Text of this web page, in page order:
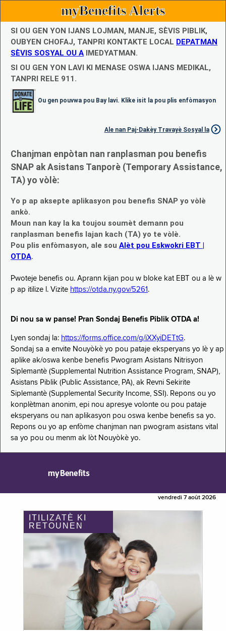
myBenefits Alerts
SI OU GEN YON IJANS LOJMAN, MANJE, SÈVIS PIBLIK,
OUBYEN CHOFAJ, TANPRI KONTAKTE LOCAL DEPATMAN
SÈVIS SOSYAL OU A IMEDYATMAN.
SI OU GEN YON LAVI KI MENASE OSWA IJANS MEDIKAL,
TANPRI RELE 911.
Ou gen pouvwa pou Bay lavi. Klike isit la pou plis enfòmasyon
Ale nan Paj-Dakèy Travayè Sosyal la
Chanjman enpòtan nan ranplasman pou benefis
SNAP ak Asistans Tanporè (Temporary Assistance,
TA) yo vòlè:
Yo p ap aksepte aplikasyon pou benefis SNAP yo vòlè
ankò.
Moun nan kay la ka toujou soumèt demann pou
ranplasman benefis lajan kach (TA) yo te vòlè.
Pou plis enfòmasyon, ale sou Alèt pou Eskwokri EBT |
OTDA.
Pwoteje benefis ou. Aprann kijan pou w bloke kat EBT ou a lè w
p ap itilize l. Vizite https://otda.ny.gov/5261 .
Di nou sa w panse! Pran Sondaj Benefis Piblik OTDA a!
Lyen sondaj la: https://forms.office.com/g/iXXyiDETtG.
Sondaj sa a envite Nouyòkè yo pou pataje eksperyans yo lè y ap
aplike ak/oswa kenbe benefis Pwogram Asistans Nitrisyon
Siplemantè (Supplemental Nutrition Assistance Program, SNAP),
Asistans Piblik (Public Assistance, PA), ak Revni Sekirite
Siplemantè (Supplemental Security Income, SSI). Repons ou yo
konplètman anonim, epi nou apresye volonte ou pou pataje
eksperyans ou nan aplikasyon pou oswa kenbe benefis sa yo.
Repons ou yo ap enfòme chanjman nan pwogram asistans vital
sa yo pou ou menm ak lòt Nouyòkè yo.
myBenefits
vendredi 7 août 2026
ITILIZATÈ KI
RETOUNEN